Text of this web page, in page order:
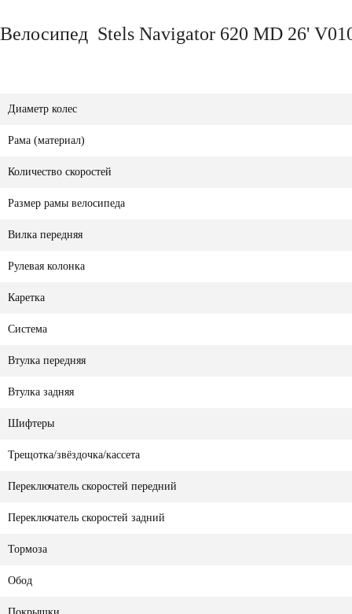
Велосипед Stels Navigator 620 MD 26'
Диаметр колес
Рама (материал)
Количество скоростей
Размер рамы велосипеда
Вилка передняя
Рулевая колонка
Каретка
Система
Втулка передняя
Втулка задняя
Шифтеры
Трещотка/звёздочка/кассета
Переключатель скоростей передний
Переключатель скоростей задний
Тормоза
Обод